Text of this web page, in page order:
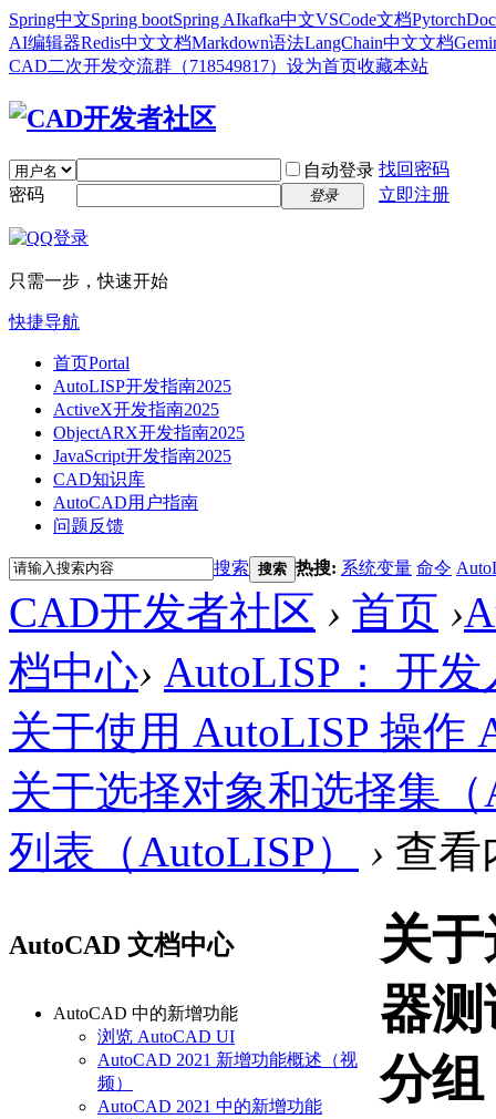
Spring中文Spring bootSpring AIkafka中文VSCode文档Pytorch
AI编辑器Redis中文文档Markdown语法LangChain中文文档
CAD二次开发交流群（718549817） 设为首页收藏本站
自动登录 找回密码
密码
登录 立即注册
只需一步，快速开始
快捷导航
首页Portal
AutoLISP开发指南2025
ActiveX开发指南2025
ObjectARX开发指南2025
JavaScript开发指南2025
CAD知识库
AutoCAD用户指南
问题反馈
搜索 搜索 热搜: 系统变量 命令
CAD开发者社区 › 首页 ›
档中心› AutoLISP： 开
关于使用 AutoLISP 操作
关于选择对象和选择集（
列表（AutoLISP）
› 查看
AutoCAD 文档中心
AutoCAD 中的新增功能
浏览 AutoCAD UI
AutoCAD 2021 新增功能概述（视
频）
AutoCAD 2021 中的新增功能
关
器
分组